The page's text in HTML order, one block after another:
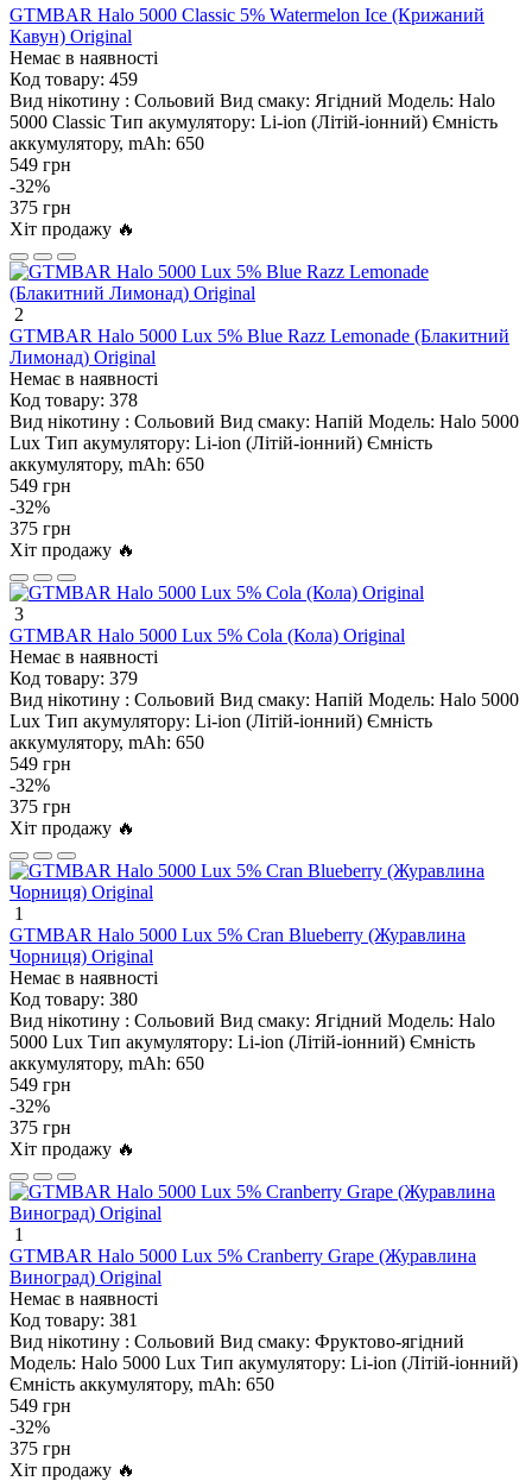
GTMBAR Halo 5000 Classic 5% Watermelon Ice (Крижаний
Кавун) Original
Немає в наявності
Код товару: 459
Вид нікотину : Сольовий Вид смаку: Ягідний Модель: Halo
5000 Classic Тип акумулятору: Li-ion (Літій-іонний) Ємність
аккумулятору, mAh: 650
549 грн
-32%
375 грн
Хіт продажу 🔥
2
GTMBAR Halo 5000 Lux 5% Blue Razz Lemonade (Блакитний
Лимонад) Original
Немає в наявності
Код товару: 378
Вид нікотину : Сольовий Вид смаку: Напій Модель: Halo 5000
Lux Тип акумулятору: Li-ion (Літій-іонний) Ємність
аккумулятору, mAh: 650
549 грн
-32%
375 грн
Хіт продажу 🔥
3
GTMBAR Halo 5000 Lux 5% Cola (Кола) Original
Немає в наявності
Код товару: 379
Вид нікотину : Сольовий Вид смаку: Напій Модель: Halo 5000
Lux Тип акумулятору: Li-ion (Літій-іонний) Ємність
аккумулятору, mAh: 650
549 грн
-32%
375 грн
Хіт продажу 🔥
1
GTMBAR Halo 5000 Lux 5% Cran Blueberry (Журавлина
Чорниця) Original
Немає в наявності
Код товару: 380
Вид нікотину : Сольовий Вид смаку: Ягідний Модель: Halo
5000 Lux Тип акумулятору: Li-ion (Літій-іонний) Ємність
аккумулятору, mAh: 650
549 грн
-32%
375 грн
Хіт продажу 🔥
1
GTMBAR Halo 5000 Lux 5% Cranberry Grape (Журавлина
Виноград) Original
Немає в наявності
Код товару: 381
Вид нікотину : Сольовий Вид смаку: Фруктово-ягідний
Модель: Halo 5000 Lux Тип акумулятору: Li-ion (Літій-іонний)
Ємність аккумулятору, mAh: 650
549 грн
-32%
375 грн
Хіт продажу 🔥